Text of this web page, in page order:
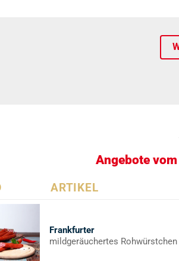
Angebote
ARTIKEL
Frankfurter
mildgeräuchertes